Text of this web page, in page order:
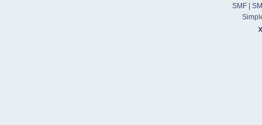
SMF|